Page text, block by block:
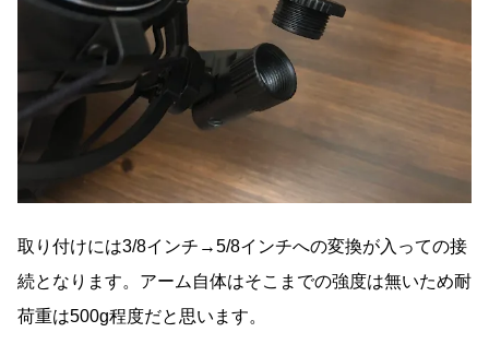
取り付けには3/8インチ→5/8インチへの変換が入っての接
続となります。アーム自体はそこまでの強度は無いため耐
荷重は500g程度だと思います。